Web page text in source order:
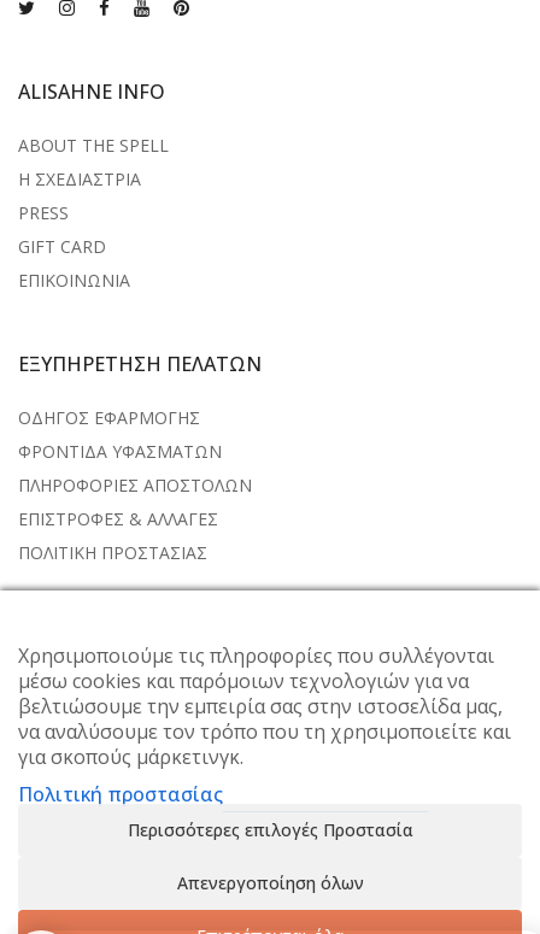
ALISAHNE INFO
ABOUT THE SPELL
Η ΣΧΕΔΙΑΣΤΡΙΑ
PRESS
GIFT CARD
ΕΠΙΚΟΙΝΩΝΙΑ
ΕΞΥΠΗΡΕΤΗΣΗ ΠΕΛΑΤΩΝ
ΟΔΗΓΟΣ ΕΦΑΡΜΟΓΗΣ
ΦΡΟΝΤΙΔΑ ΥΦΑΣΜΑΤΩΝ
ΠΛΗΡΟΦΟΡΙΕΣ ΑΠΟΣΤΟΛΩΝ
ΕΠΙΣΤΡΟΦΕΣ & ΑΛΛΑΓΕΣ
ΠΟΛΙΤΙΚΗ ΠΡΟΣΤΑΣΙΑΣ
Subscribe to the weekly newsletter for all the latest updates
Χρησιμοποιούμε τις πληροφορίες που συλλέγονται
μέσω cookies και παρόμοιων τεχνολογιών για να
βελτιώσουμε την εμπειρία σας στην ιστοσελίδα μας,
να αναλύσουμε τον τρόπο που τη χρησιμοποιείτε και
για σκοπούς μάρκετινγκ.
Πολιτική προστασίας
Περισσότερες επιλογές Προστασία
Απενεργοποίηση όλων